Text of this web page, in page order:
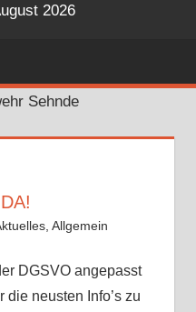
2026
, Allgemein
DGSVO angepasst
die neusten Info’s zu